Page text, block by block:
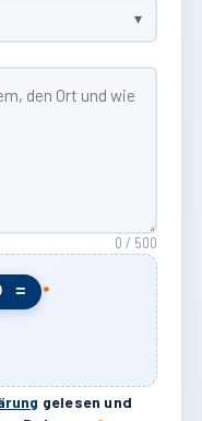
0 / 500
= *
gelesen und